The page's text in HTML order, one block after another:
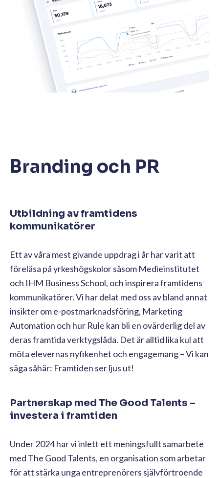
Branding och PR
Utbildning av framtidens
kommunikatörer
Ett av våra mest givande uppdrag i år har varit att
föreläsa på yrkeshögskolor såsom Medieinstitutet
och IHM Business School, och inspirera framtidens
kommunikatörer. Vi har delat med oss av bland annat
insikter om e-postmarknadsföring, Marketing
Automation och hur Rule kan bli en ovärderlig del av
deras framtida verktygslåda. Det är alltid lika kul att
möta elevernas nyfikenhet och engagemang – Vi kan
säga såhär: Framtiden ser ljus ut!
Partnerskap med The Good Talents –
investera i framtiden
Under 2024 har vi inlett ett meningsfullt samarbete
med The Good Talents, en organisation som arbetar
för att stärka unga entreprenörers självförtroende